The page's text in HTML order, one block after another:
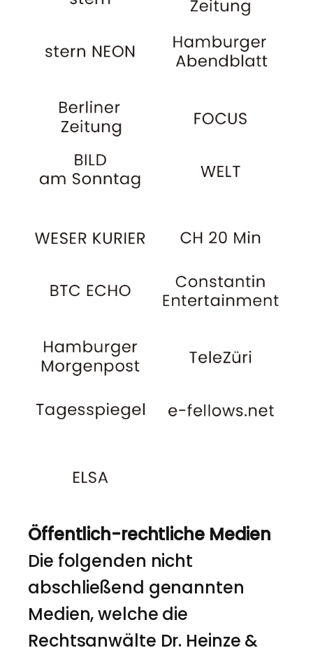
Öffentlich-rechtliche Medien
Die folgenden nicht
abschließend genannten
Medien, welche die
Rechtsanwälte Dr. Heinze &